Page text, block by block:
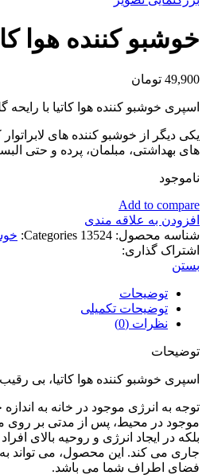
خوشبو کننده هوا
49,900 تومان
اسپری خوشبو کننده هوا کاتیا با
های بهداشتی، مبلمان، پرده و حتی
ناموجود
Add to compare
افزودن به علاقه مندی
شناسه محصول: 13524
Categories:
اشتراک گذاری:
بستن
توضیحات
توضیحات تکمیلی
نظرات (0)
توضیحات
اسپری خوشبو کننده هوا کاتیا، بی
توجه به انرژی موجود در خانه به
موجود در محیط، پس از مدتی بر روی
بلکه در ایجاد انرژی و روحیه بالای
جاری می کند. این محصول، می تواند
فضای اطراف شما می باشد.